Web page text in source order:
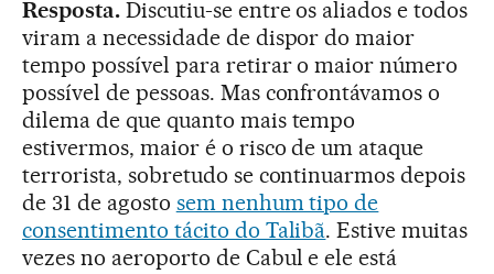
Resposta.Discutiu-se entre os aliados e todos
viram a necessidade de dispor do maior
tempo possível para retirar o maior número
possível de pessoas. Mas confrontávamos o
dilema de que quanto mais tempo
estivermos, maior é o risco de um ataque
terrorista, sobretudo se continuarmos depois
de 31 de agosto sem nenhum tipo de
consentimento tácito do Talibã. Estive muitas
vezes no aeroporto de Cabul e ele está